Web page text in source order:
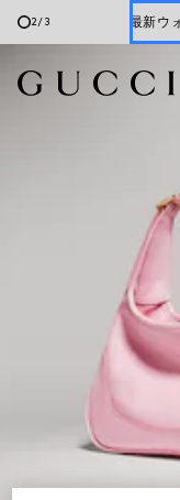
2/3 最新ウ
オン